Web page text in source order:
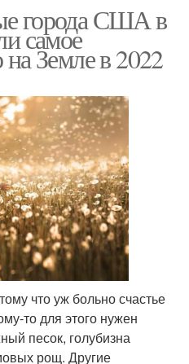
города США в
самое
на Земле в 2022
что уж больно счастье
то для этого нужен
песок, голубизна
рощ. Другие